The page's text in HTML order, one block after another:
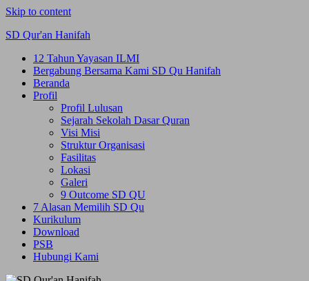
Skip to content
SD Qur'an Hanifah
12 Tahun Yayasan ILMI
Bergabung Bersama Kami SD Qu Hanifah
Beranda
Profil
Profil Lulusan
Sejarah Sekolah Dasar Quran
Visi Misi
Struktur Organisasi
Fasilitas
Lokasi
Galeri
9 Outcome SD QU
7 Alasan Memilih SD Qu
Kurikulum
Download
PSB
Hubungi Kami